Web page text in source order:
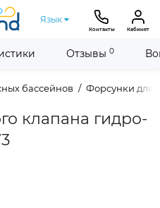
Язык
Контакты Кабинет
бассейнов Форсунки для
клапана гидро-
Отзывы 0